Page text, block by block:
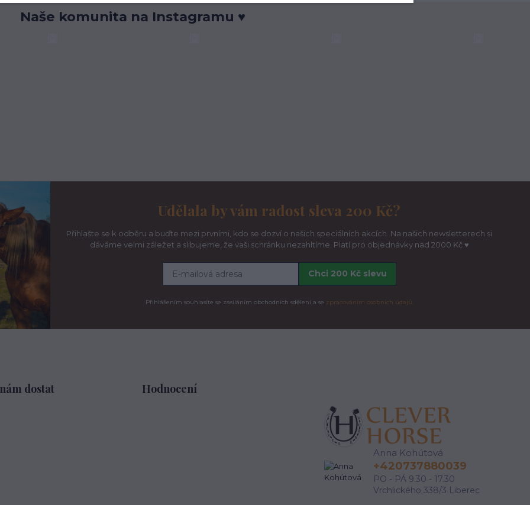
Naše komunita na Instagramu ♥
Udělala by vám radost sleva 200 Kč?
Přihlašte se k odběru a buďte mezi prvními, kdo se dozví o našich speciálních akcích. Na našich newsletterech si
dáváme velmi záležet a slibujeme, že vaši schránku nezahltíme. Platí pro objednávky nad 2000 Kč ♥
Chci 200 Kč slevu
Přihlášením souhlasíte se zasíláním obchodních sdělení a se zpracováním osobních údajů.
dostat Hodnocení
Anna Kohútová
+420737880039
PO - PÁ 9.30 - 17.30
Vrchlického 338/3 Liberec